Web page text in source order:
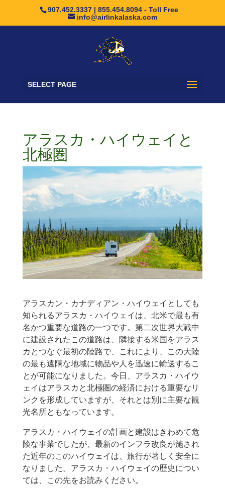
907.452.3337 | 855.454.8094 - Toll Free
info@airlinkalaska.com
SELECT PAGE
アラスカ・ハイウェイと
北極圏
アラスカン・カナディアン・ハイウェイとしても
知られるアラスカ・ハイウェイは、北米で最も有
名かつ重要な道路の一つです。第二次世界大戦中
に建設されたこの道路は、隣接する米国をアラス
カとつなぐ最初の陸路で、これにより、この大陸
の最も遠隔な地域に物品や人を迅速に輸送するこ
とが可能になりました。今日、アラスカ・ハイウ
ェイはアラスカと北極圏の経済における重要なリ
ンクを形成していますが、それとは別に主要な観
光名所ともなっています。
アラスカ・ハイウェイの計画と建設はきわめて危
険な事業でしたが、最新のインフラ改良が施され
た近年のこのハイウェイは、旅行が著しく安全に
なりました。アラスカ・ハイウェイの歴史につい
ては、この先をお読みください。